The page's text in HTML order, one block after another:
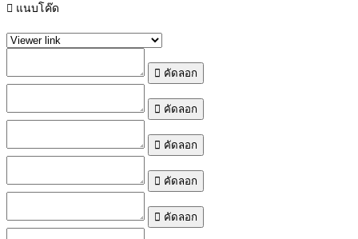
แนบโค๊ด
คัดลอก
คัดลอก
คัดลอก
คัดลอก
คัดลอก